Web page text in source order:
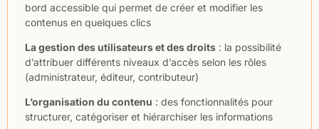
bord accessible qui permet de créer et modifier les
contenus en quelques clics
La gestion des utilisateurs et des droits : la possibilité
d’attribuer différents niveaux d’accès selon les rôles
(administrateur, éditeur, contributeur)
L’organisation du contenu : des fonctionnalités pour
structurer, catégoriser et hiérarchiser les informations